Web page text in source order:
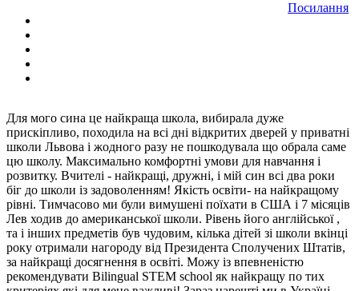
Посилання
Для мого сина це найкраща школа, вибирала дуже
прискіпливо, походила на всі дні відкритих дверей у приватні
школи Львова і жодного разу не пошкодувала що обрала саме
цю школу. Максимально комфортні умови для навчання і
розвитку. Вчителі - найкращі, дружні, і мій син всі два роки
біг до школи із задоволенням! Якість освіти- на найкращому
рівні. Тимчасово ми були вимушені поїхати в США і 7 місяців
Лев ходив до американської школи. Рівень його англійської ,
та і інших предметів був чудовим, кілька дітей зі школи вкінці
року отримали нагороду від Президента Сполучених Штатів,
за найкращі досягнення в освіті. Можу із впевненістю
рекомендувати Bilingual STEM school як найкращу по тих